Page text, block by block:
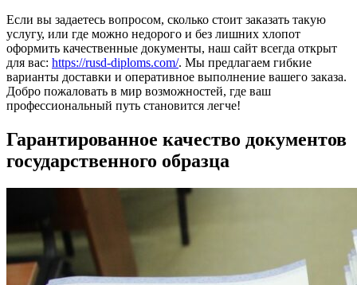
Если вы задаетесь вопросом, сколько стоит заказать такую
услугу, или где можно недорого и без лишних хлопот
оформить качественные документы, наш сайт всегда открыт
для вас: https://rusd-diploms.com/. Мы предлагаем гибкие
варианты доставки и оперативное выполнение вашего заказа.
Добро пожаловать в мир возможностей, где ваш
профессиональный путь становится легче!
Гарантированное качество документов
государственного образца